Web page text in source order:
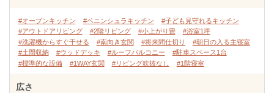
#オープンキッチン #ペニンシュラキッチン
#子ども見守れるキッチン
#アウトドアリビング
#2階リビング #小上がり畳
#浴室1坪
#洗濯機からすぐ干せる
#南向き玄関 #将来間仕切り
#朝日の入る主寝室
#土間収納
#ウッドデッキ #ルーフバルコニー
#駐車スペース1台
#標準的な設備
#1WAY玄関 #リビング吹抜なし #1階寝室
広さ